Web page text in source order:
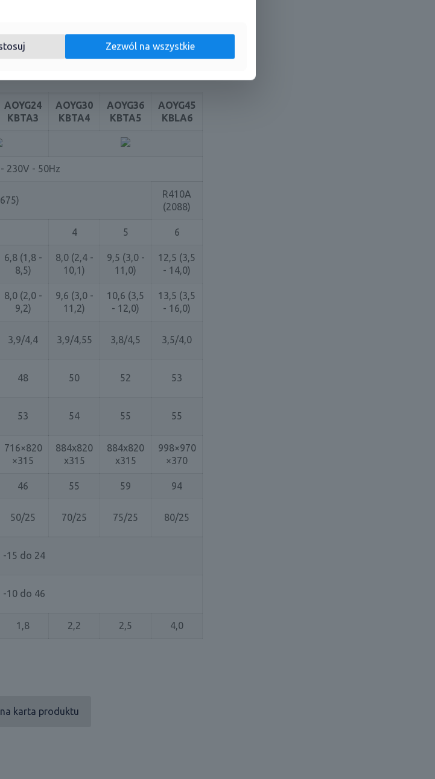
AOYG24
KBTA3
AOYG30
KBTA4
AOYG36
KBTA5
AOYG45
KBLA6
- 230V - 50Hz
R410A
(2088)
4 5 6
6,8 (1,8 -
8,5)
8,0 (2,4 -
10,1)
9,5 (3,0 -
11,0)
12,5 (3,5
- 14,0)
8,0 (2,0 -
9,2)
9,6 (3,0 -
11,2)
10,6 (3,5
- 12,0)
13,5 (3,5
- 16,0)
3,9/4,4 3,9/4,55 3,8/4,5 3,5/4,0
48 50 52 53
53 54 55 55
716×820
×315
884x820
x315
884x820
x315
998×970
×370
46 55 59 94
50/25 70/25 75/25 80/25
-15 do 24
-10 do 46
1,8 2,2 2,5 4,0
karta produktu
Zezwól na wszystkie